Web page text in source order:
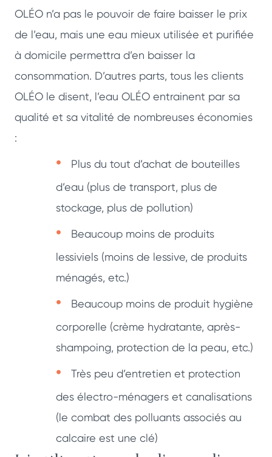
OLÉO n’a pas le pouvoir de faire baisser le prix
de l’eau, mais une eau mieux utilisée et purifiée
à domicile permettra d’en baisser la
consommation. D’autres parts, tous les clients
OLÉO le disent, l’eau OLÉO entrainent par sa
qualité et sa vitalité de nombreuses économies
:
Plus du tout d’achat de bouteilles
d’eau (plus de transport, plus de
stockage, plus de pollution)
Beaucoup moins de produits
lessiviels (moins de lessive, de produits
ménagés, etc.)
Beaucoup moins de produit hygiène
corporelle (crème hydratante, après-
shampoing, protection de la peau, etc.)
Très peu d’entretien et protection
des électro-ménagers et canalisations
(le combat des polluants associés au
calcaire est une clé)